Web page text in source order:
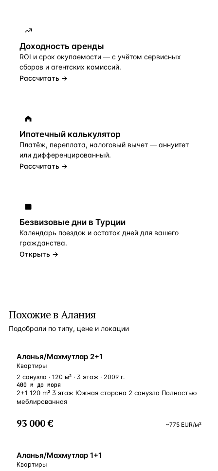
Доходность аренды
ROI и срок окупаемости — с учётом сервисных
сборов и агентских комиссий.
Рассчитать →
Ипотечный калькулятор
Платёж, переплата, налоговый вычет — аннуитет
или дифференцированный.
Рассчитать →
Безвизовые дни в Турции
Календарь поездок и остаток дней для вашего
гражданства.
Открыть →
Похожие в Алания
Подобрали по типу, цене и локации
У МОРЯ
Аланья/Махмутлар 2+1
Квартиры
2 санузла · 120 м² · 3 этаж · 2009 г.
400 м до моря
2+1 120 m² 3 этаж Южная сторона 2 санузла Полностью
меблированная
93 000 € ~775 EUR/м²
У МОРЯ
Аланья/Махмутлар 1+1
Квартиры